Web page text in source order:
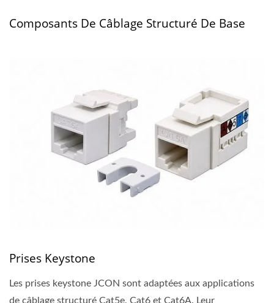
Composants De Câblage Structuré De Base
Prises Keystone
Les prises keystone JCON sont adaptées aux applications
de câblage structuré Cat5e, Cat6 et Cat6A. Leur